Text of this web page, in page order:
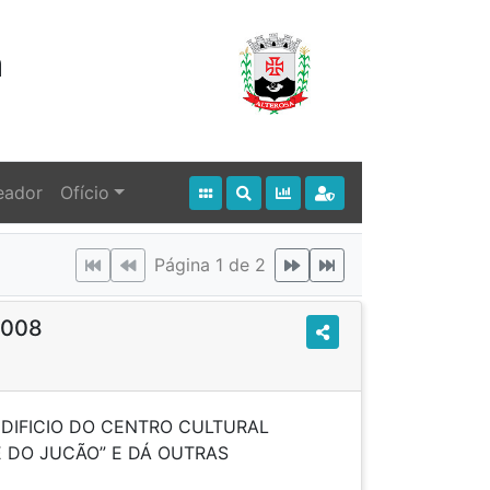
Ofício
Página 1 de 2
DO CENTRO CULTURAL
DO JUCÃO” E DÁ OUTRAS